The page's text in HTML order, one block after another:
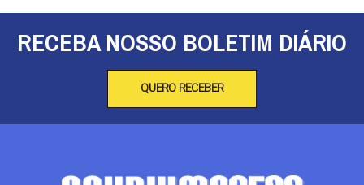
RECEBA NOSSO BOLETIM DIÁRIO
QUERO RECEBER